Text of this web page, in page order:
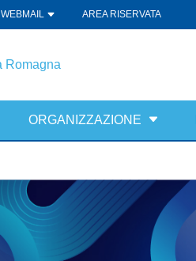
WEBMAIL AREA RISERVATA
ORGANIZZAZIONE